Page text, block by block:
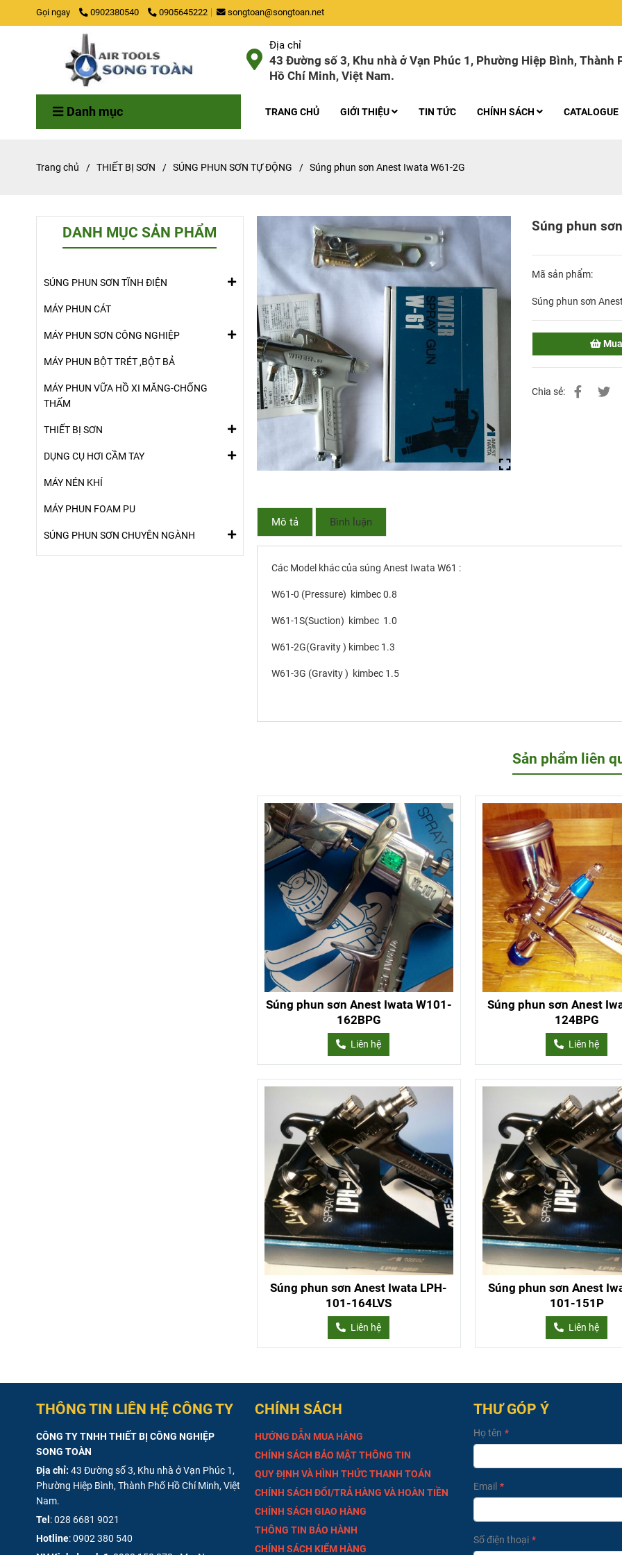
Gọi ngay 0902380540 0905645222 songtoan@songtoan.net
Địa chỉ
43 Đường số 3, Khu nhà ở Vạn Phúc 1, Phường Hiệp Bình, Thành
Hồ Chí Minh, Việt Nam.
Danh mục TRANG CHỦ GIỚI THIỆU TIN TỨC CHÍNH SÁCH CATALOGUE
Trang chủ / THIẾT BỊ SƠN / SÚNG PHUN SƠN TỰ ĐỘNG / Súng phun sơn Anest Iwata W61-2G
Súng phun
Mã sản phẩm:
Súng phun sơn
Chia sẻ:
Mô tả Bình luận
Các Model khác của súng Anest Iwata W61 :
W61-0 (Pressure) kimbec 0.8
W61-1S(Suction) kimbec 1.0
W61-2G(Gravity ) kimbec 1.3
W61-3G (Gravity ) kimbec 1.5
Sản phẩm liên
Súng phun sơn Anest Iwata W101-
162BPG
Liên hệ
Súng phun sơn Anest
124BPG
Liên hệ
Súng phun sơn Anest Iwata LPH-
101-164LVS
Liên hệ
Súng phun sơn Anest
101-151P
Liên hệ
DANH MỤC SẢN PHẨM
SÚNG PHUN SƠN TĨNH ĐIỆN
MÁY PHUN CÁT
MÁY PHUN SƠN CÔNG NGHIỆP
MÁY PHUN BỘT TRÉT ,BỘT BẢ
MÁY PHUN VỮA HỒ XI MĂNG-CHỐNG
THẤM
THIẾT BỊ SƠN
DỤNG CỤ HƠI CẦM TAY
MÁY NÉN KHÍ
MÁY PHUN FOAM PU
SÚNG PHUN SƠN CHUYÊN NGÀNH
THÔNG TIN LIÊN HỆ CÔNG TY
CÔNG TY TNHH THIẾT BỊ CÔNG NGHIỆP
SONG TOÀN
Địa chỉ: 43 Đường số 3, Khu nhà ở Vạn Phúc 1,
Phường Hiệp Bình, Thành Phố Hồ Chí Minh, Việt
Nam.
Tel :028 6681 9021
Hotline:0902 380 540
CHÍNH SÁCH
HƯỚNG DẪN MUA HÀNG
CHÍNH SÁCH BẢO MẬT THÔNG TIN
QUY ĐỊNH VÀ HÌNH THỨC THANH TOÁN
CHÍNH SÁCH ĐỔI/TRẢ HÀNG VÀ HOÀN TIỀN
CHÍNH SÁCH GIAO HÀNG
THÔNG TIN BẢO HÀNH
CHÍNH SÁCH KIỂM HÀNG
THƯ GÓP Ý
Họ tên
Email
Số điện thoại